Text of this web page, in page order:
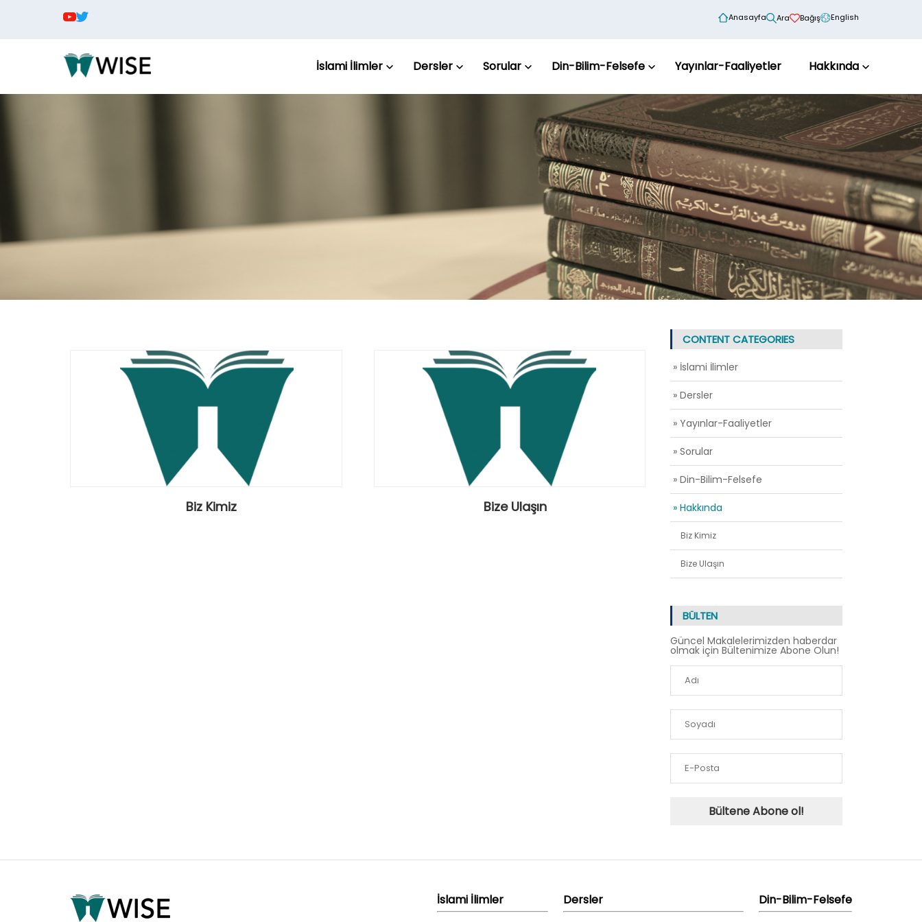
Anasayfa Ara Bağış English
İslami İlimler Dersler Sorular Din-Bilim-Felsefe Yayınlar-Faaliyetler Hakkında
Biz Kimiz Bize Ulaşın
CONTENT CATEGORIES
» İslami İlimler
» Dersler
» Yayınlar-Faaliyetler
» Sorular
» Din-Bilim-Felsefe
» Hakkında
Biz Kimiz
Bize Ulaşın
BÜLTEN
Güncel Makalelerimizden haberdar
olmak için Bültenimize Abone Olun!
Bültene Abone ol!
İslami İlimler Dersler Din-Bilim-Felsefe